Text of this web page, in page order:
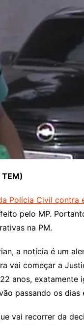
Polícia Civil contra
pelo MP.
na PM.
a notícia é um
começar a
anos, exatamente
passando os dias
vai recorrer da